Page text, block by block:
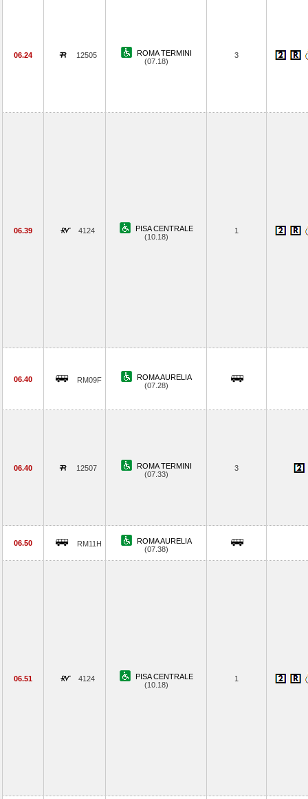
06.24 12505
ROMA TERMINI
(07.18)
3
06.39 4124
PISA CENTRALE
(10.18)
1
06.40 RM09F
ROMA AURELIA
(07.28)
06.40 12507
ROMA TERMINI
(07.33)
3
06.50 RM11H
ROMA AURELIA
(07.38)
06.51 4124
PISA CENTRALE
(10.18)
1